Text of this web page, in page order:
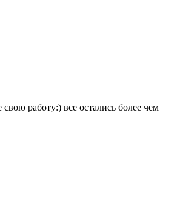
работу:) все остались более чем